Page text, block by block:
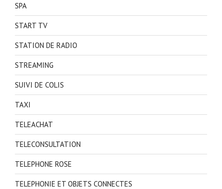
SPA
START TV
STATION DE RADIO
STREAMING
SUIVI DE COLIS
TAXI
TELEACHAT
TELECONSULTATION
TELEPHONE ROSE
TELEPHONIE ET OBJETS CONNECTES